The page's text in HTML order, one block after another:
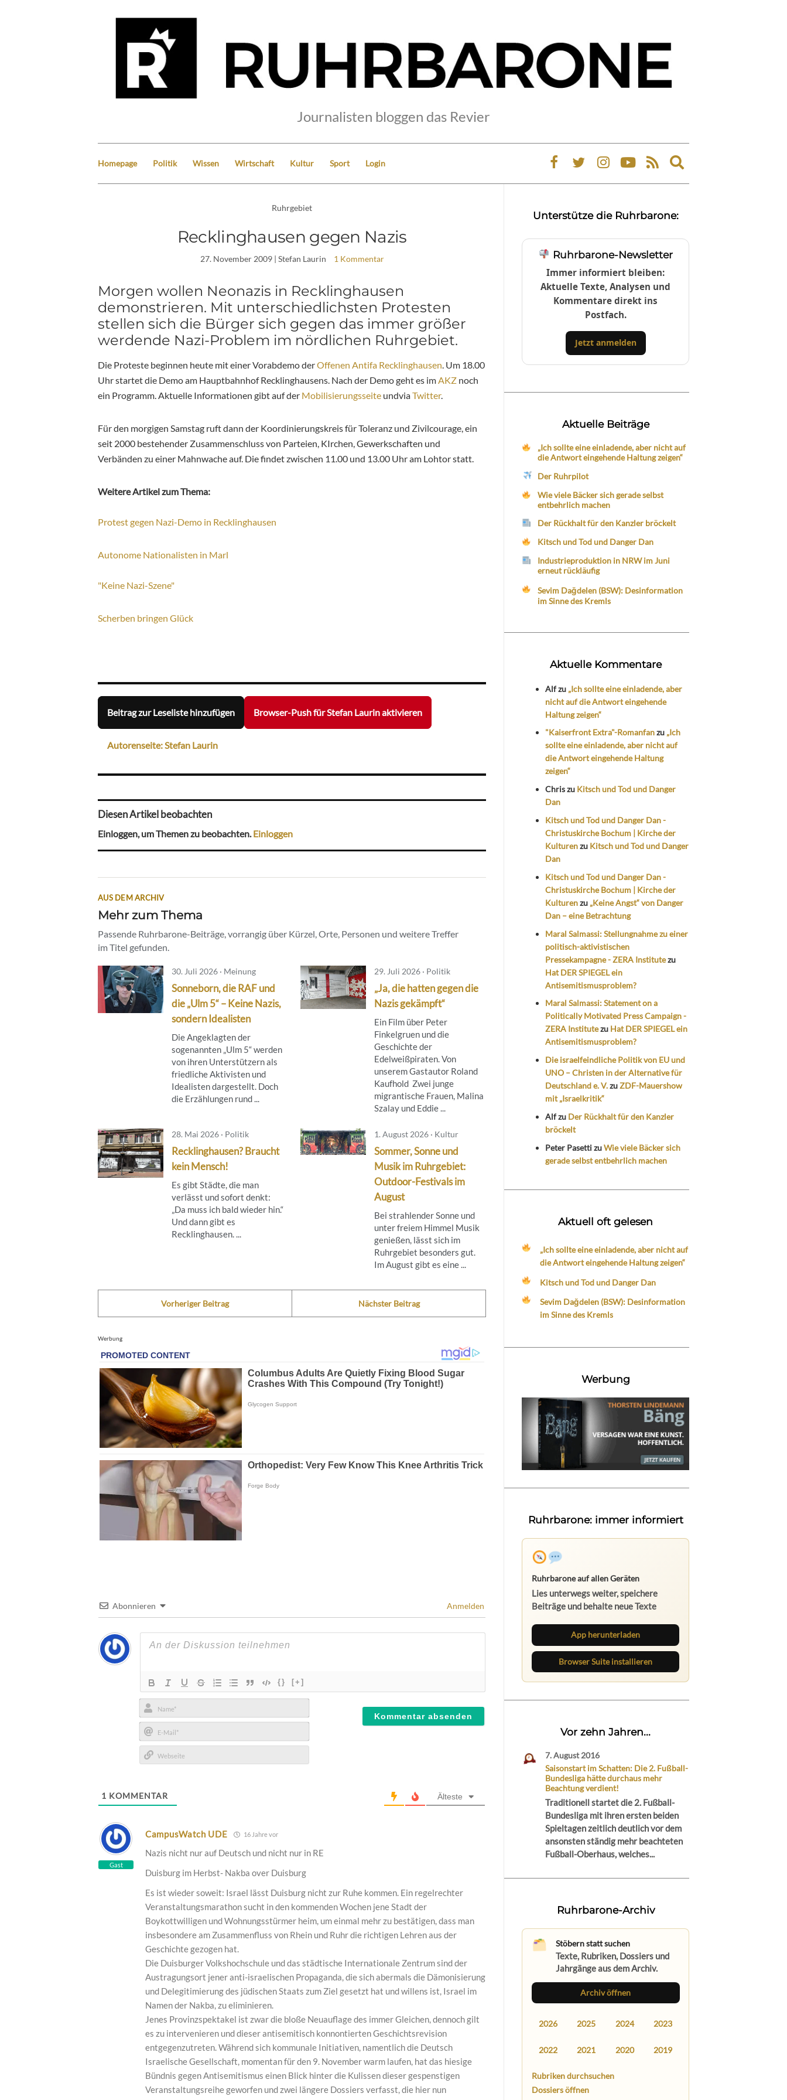
Journalisten bloggen das Revier
Homepage Politik Wissen Wirtschaft Kultur Sport Login
Expand
search
Ruhrgebiet
Recklinghausen gegen Nazis
27. November 2009| Stefan Laurin 1 Kommentar
Morgen wollen Neonazis in Recklinghausen
demonstrieren. Mit unterschiedlichsten Protesten
stellen sich die Bürger sich gegen das immer größer
werdende Nazi-Problem im nördlichen Ruhrgebiet.
Die Proteste beginnen heute mit einer Vorabdemo derOffenen Antifa Recklinghausen . Um 18.00
Uhr startet die Demo am Hauptbahnhof Recklinghausens. Nach der Demo geht es im AKZ noch
ein Programm. Aktuelle Informationen gibt auf der Mobilisierungsseite undviaTwitter.
Für den morgigen Samstag ruft dann der Koordinierungskreis für Toleranz und Zivilcourage, ein
seit 2000 bestehender Zusammenschluss von Parteien, KIrchen, Gewerkschaften und
Verbänden zu einer Mahnwache auf. Die findet zwischen 11.00 und 13.00 Uhr am Lohtor statt.
Weitere Artikel zum Thema:
Protest gegen Nazi-Demo in Recklinghausen
Autonome Nationalisten in Marl
"Keine Nazi-Szene"
Scherben bringen Glück
Beitrag zur Leseliste hinzufügen Browser-Push für Stefan Laurin aktivieren
Autorenseite: Stefan Laurin
Diesen Artikel beobachten
Einloggen, um Themen zu beobachten.Einloggen
AUS DEM ARCHIV
Mehr zum Thema
Passende Ruhrbarone-Beiträge, vorrangig über Kürzel, Orte, Personen und weitere Treffer
im Titel gefunden.
30. Juli 2026 · Meinung
Sonneborn, die RAF und
die „Ulm 5“ – Keine Nazis,
sondern Idealisten
Die Angeklagten der
sogenannten „Ulm 5“ werden
von ihren Unterstützern als
friedliche Aktivisten und
Idealisten dargestellt. Doch
die Erzählungen rund ...
29. Juli 2026 · Politik
„Ja, die hatten gegen die
Nazis gekämpft“
Ein Film über Peter
Finkelgruen und die
Geschichte der
Edelweißpiraten. Von
unserem Gastautor Roland
Kaufhold Zwei junge
migrantische Frauen, Malina
Szalay und Eddie ...
28. Mai 2026 · Politik
Recklinghausen? Braucht
kein Mensch!
Es gibt Städte, die man
verlässt und sofort denkt:
„Da muss ich bald wieder hin.“
Und dann gibt es
Recklinghausen. ...
1. August 2026 · Kultur
Sommer, Sonne und
Musik im Ruhrgebiet:
Outdoor-Festivals im
August
Bei strahlender Sonne und
unter freiem Himmel Musik
genießen, lässt sich im
Ruhrgebiet besonders gut.
Im August gibt es eine ...
Vorheriger Beitrag Nächster Beitrag
Werbung
Abonnieren Anmelden
{} [+]
Name*
E-
Mail*
1 KOMMENTAR Älteste
Gast
CampusWatch UDE 16 Jahre vor
Nazis nicht nur auf Deutsch und nicht nur in RE
Duisburg im Herbst- Nakba over Duisburg
Es ist wieder soweit: Israel lässt Duisburg nicht zur Ruhe kommen. Ein regelrechter
Veranstaltungsmarathon sucht in den kommenden Wochen jene Stadt der
Boykottwilligen und Wohnungsstürmer heim, um einmal mehr zu bestätigen, dass man
insbesondere am Zusammenfluss von Rhein und Ruhr die richtigen Lehren aus der
Geschichte gezogen hat.
Die Duisburger Volkshochschule und das städtische Internationale Zentrum sind der
Austragungsort jener anti-israelischen Propaganda, die sich abermals die Dämonisierung
und Delegitimierung des jüdischen Staats zum Ziel gesetzt hat und willens ist, Israel im
Namen der Nakba, zu eliminieren.
Jenes Provinzspektakel ist zwar die bloße Neuauflage des immer Gleichen, dennoch gilt
es zu intervenieren und dieser antisemitisch konnontierten Geschichtsrevision
entgegenzutreten. Während sich kommunale Initiativen, namentlich die Deutsch
Israelische Gesellschaft, momentan für den 9. November warm laufen, hat das hiesige
Bündnis gegen Antisemitismus einen Blick hinter die Kulissen dieser gespenstigen
Veranstaltungsreihe geworfen und zwei längere Dossiers verfasst, die hier nun
Unterstütze die Ruhrbarone:
Ruhrbarone-Newsletter
Immer informiert bleiben:
Aktuelle Texte, Analysen und
Kommentare direkt ins
Postfach.
Jetzt anmelden
Aktuelle Beiträge
„Ich sollte eine einladende, aber nicht auf
die Antwort eingehende Haltung zeigen“
Der Ruhrpilot
Wie viele Bäcker sich gerade selbst
entbehrlich machen
Der Rückhalt für den Kanzler bröckelt
Kitsch und Tod und Danger Dan
Industrieproduktion in NRW im Juni
erneut rückläufig
Sevim Dağdelen (BSW): Desinformation
im Sinne des Kremls
Aktuelle Kommentare
Alfzu „Ich sollte eine einladende, aber
nicht auf die Antwort eingehende
Haltung zeigen“
"Kaiserfront Extra"-Romanfanzu „Ich
sollte eine einladende, aber nicht auf
die Antwort eingehende Haltung
zeigen“
Chriszu Kitsch und Tod und Danger
Dan
Kitsch und Tod und Danger Dan -
Christuskirche Bochum | Kirche der
Kulturenzu Kitsch und Tod und Danger
Dan
Kitsch und Tod und Danger Dan -
Christuskirche Bochum | Kirche der
Kulturenzu „Keine Angst“ von Danger
Dan – eine Betrachtung
Maral Salmassi: Stellungnahme zu einer
politisch-aktivistischen
Pressekampagne - ZERA Institutezu
Hat DER SPIEGEL ein
Antisemitismusproblem?
Maral Salmassi: Statement on a
Politically Motivated Press Campaign -
ZERA Institutezu Hat DER SPIEGEL ein
Antisemitismusproblem?
Die israelfeindliche Politik von EU und
UNO – Christen in der Alternative für
Deutschland e. V.zuZDF-Mauershow
mit „Israelkritik“
Alfzu Der Rückhalt für den Kanzler
bröckelt
Peter PasettizuWie viele Bäcker sich
gerade selbst entbehrlich machen
Aktuell oft gelesen
„Ich sollte eine einladende, aber nicht auf
die Antwort eingehende Haltung zeigen“
Kitsch und Tod und Danger Dan
Sevim Dağdelen (BSW): Desinformation
im Sinne des Kremls
Werbung
Ruhrbarone: immer informiert
Ruhrbarone auf allen Geräten
Lies unterwegs weiter, speichere
Beiträge und behalte neue Texte
App herunterladen
Browser Suite installieren
Vor zehn Jahren...
7. August 2016
Saisonstart im Schatten: Die 2. Fußball-
Bundesliga hätte durchaus mehr
Beachtung verdient!
Traditionell startet die 2. Fußball-
Bundesliga mit ihren ersten beiden
Spieltagen zeitlich deutlich vor dem
ansonsten ständig mehr beachteten
Fußball-Oberhaus, welches...
Ruhrbarone-Archiv
Stöbern statt suchen
Texte, Rubriken, Dossiers und
Jahrgänge aus dem Archiv.
Archiv öffnen
2026 2025 2024 2023
2022 2021 2020 2019
Rubriken durchsuchen
Dossiers öffnen